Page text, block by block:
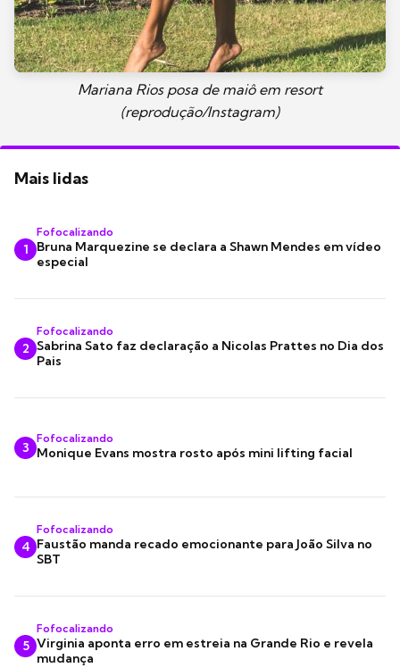
Mariana Rios posa de maiô em resort
(reprodução/Instagram)
Mais lidas
1
Fofocalizando
Bruna Marquezine se declara a Shawn Mendes em vídeo
especial
2
Fofocalizando
Sabrina Sato faz declaração a Nicolas Prattes no Dia dos
Pais
3
Fofocalizando
Monique Evans mostra rosto após mini lifting facial
4
Fofocalizando
Faustão manda recado emocionante para João Silva no
SBT
5
Fofocalizando
Virginia aponta erro em estreia na Grande Rio e revela
mudança